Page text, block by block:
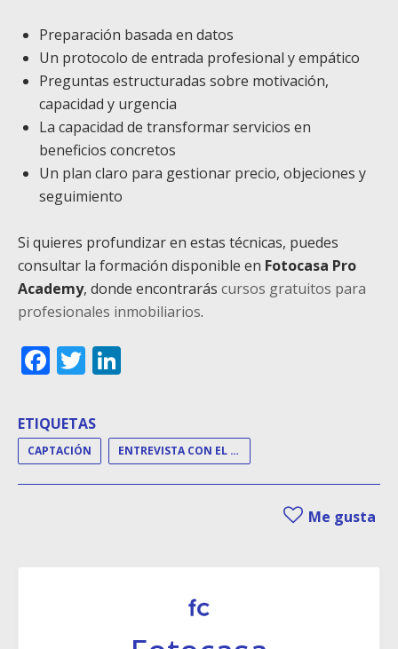
Preparación basada en datos
Un protocolo de entrada profesional y empático
Preguntas estructuradas sobre motivación,
capacidad y urgencia
La capacidad de transformar servicios en
beneficios concretos
Un plan claro para gestionar precio, objeciones y
seguimiento
Si quieres profundizar en estas técnicas, puedes
consultar la formación disponible en Fotocasa Pro
Academy, donde encontrarás cursos gratuitos para
profesionales inmobiliarios.
Facebook
Twitter
ETIQUETAS
CAPTACIÓN ENTREVISTA CON EL PROPIETARIO
Me gusta